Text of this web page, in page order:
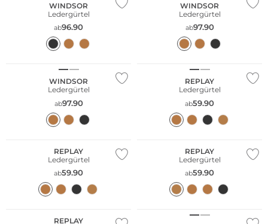
WINDSOR
Ledergürtel
ab96.90
WINDSOR
Ledergürtel
ab97.90
WINDSOR
Ledergürtel
ab97.90
REPLAY
Ledergürtel
ab59.90
REPLAY
Ledergürtel
ab59.90
REPLAY
Ledergürtel
ab59.90
REPLAY
Große Größen